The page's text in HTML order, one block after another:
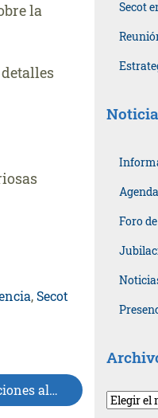
la
,Secot
Charla sobre «Fiestas y tradiciones alavesas»
Secot
Foro
Archivos